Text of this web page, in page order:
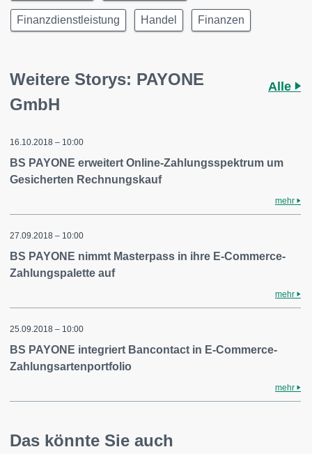
Finanzdienstleistung Handel Finanzen
Weitere Storys: PAYONE
GmbH
Alle
16.10.2018 – 10:00
BS PAYONE erweitert Online-Zahlungsspektrum um
Gesicherten Rechnungskauf
mehr
27.09.2018 – 10:00
BS PAYONE nimmt Masterpass in ihre E-Commerce-
Zahlungspalette auf
mehr
25.09.2018 – 10:00
BS PAYONE integriert Bancontact in E-Commerce-
Zahlungsartenportfolio
mehr
Das könnte Sie auch